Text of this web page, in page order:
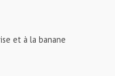
et à la banane